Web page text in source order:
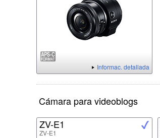
Informac. detallada
Cámara para videoblogs
ZV-E1
ZV-E1